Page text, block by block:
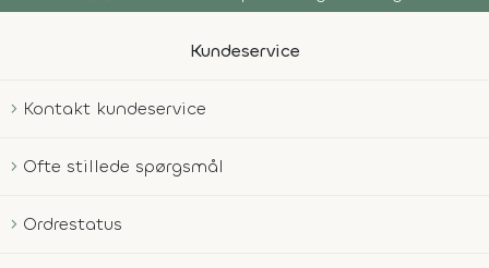
Kundeservice
Kontakt kundeservice
Ofte stillede spørgsmål
Ordrestatus